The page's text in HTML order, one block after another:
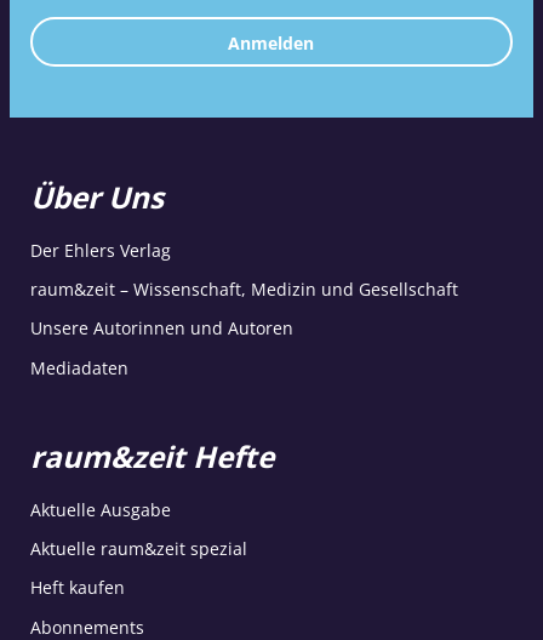
Anmelden
Über Uns
Der Ehlers Verlag
raum&zeit – Wissenschaft, Medizin und Gesellschaft
Unsere Autorinnen und Autoren
Mediadaten
raum&zeit Hefte
Aktuelle Ausgabe
Aktuelle raum&zeit spezial
Heft kaufen
Abonnements